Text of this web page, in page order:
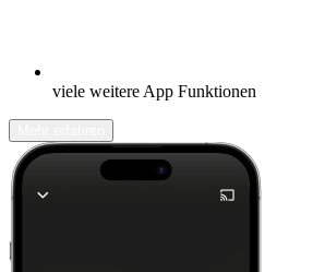
viele weitere App Funktionen